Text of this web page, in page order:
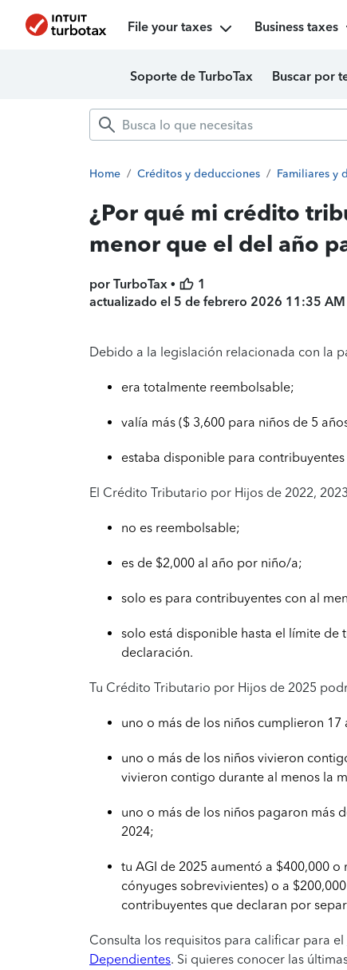
File your taxes Business taxes
Soporte de TurboTax Buscar por
Home / Créditos y deducciones / Familiares y
¿Por qué mi crédito
menor que el del año
por TurboTax •
1
actualizado el 5 de febrero 2026 11:35 AM
Debido a la legislación relacionada con la
era totalmente reembolsable;
valía más ($ 3,600 para niños de 5
estaba disponible para
El Crédito Tributario por Hijos de 2022,
no es reembolsable;
es de $2,000 al año por niño/a;
solo es para contribuyentes con al
solo está disponible hasta el límite de
declaración.
Tu Crédito Tributario por Hijos de 2025
uno o más de los niños cumplieron 17
uno o más de los niños vivieron
vivieron contigo durante al menos la
uno o más de los niños pagaron más
2024;
tu AGI de 2025 aumentó a $400,000
cónyuges sobrevivientes) o a
contribuyentes que declaran por
Consulta los requisitos para calificar para el
Dependientes. Si quieres conocer las